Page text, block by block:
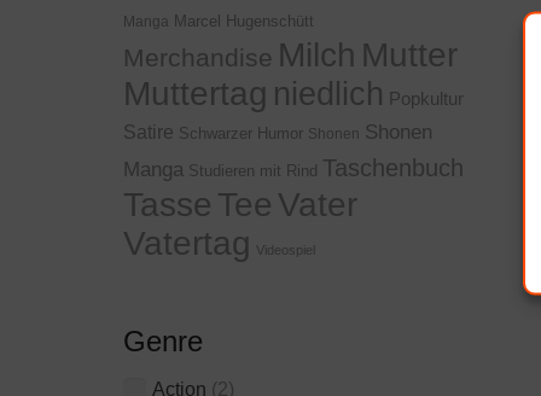
Manga Marcel Hugenschütt
Merchandise Milch Mutter
Muttertag niedlich Popkultur
Satire Schwarzer Humor Shonen Shonen
Manga Studieren mit Rind Taschenbuch
Tasse Tee Vater
Vatertag
Videospiel
Genre
Action (2)